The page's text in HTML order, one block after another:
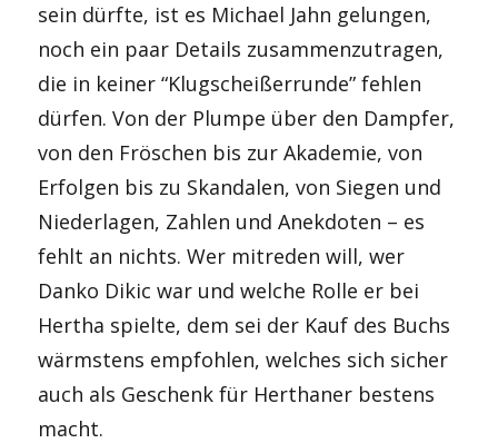
sein dürfte, ist es Michael Jahn gelungen,
noch ein paar Details zusammenzutragen,
die in keiner “Klugscheißerrunde” fehlen
dürfen. Von der Plumpe über den Dampfer,
von den Fröschen bis zur Akademie, von
Erfolgen bis zu Skandalen, von Siegen und
Niederlagen, Zahlen und Anekdoten – es
fehlt an nichts. Wer mitreden will, wer
Danko Dikic war und welche Rolle er bei
Hertha spielte, dem sei der Kauf des Buchs
wärmstens empfohlen, welches sich sicher
auch als Geschenk für Herthaner bestens
macht.